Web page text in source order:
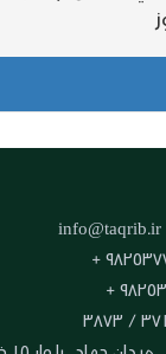
info@taqrib.ir